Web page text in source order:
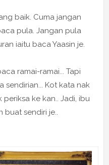
baik. Cuma jangan
pula. Jangan pula
iaitu baca Yaasin je.
ramai-ramai... Tapi
sendirian... Kot kata nak
periksa ke kan.. Jadi, ibu
buat sendiri je..